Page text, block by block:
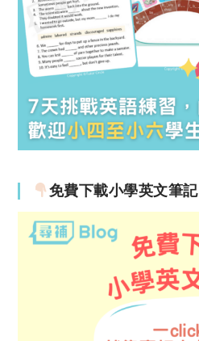
免費下載小學英文筆記